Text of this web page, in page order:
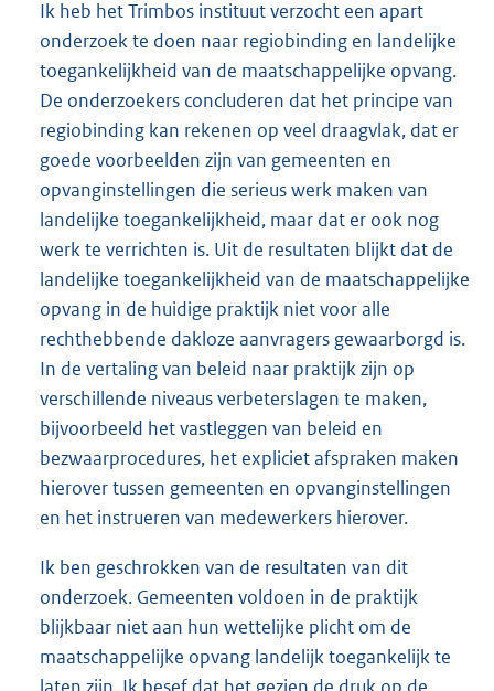
Ik heb het Trimbos instituut verzocht een apart
onderzoek te doen naar regiobinding en landelijke
toegankelijkheid van de maatschappelijke opvang.
De onderzoekers concluderen dat het principe van
regiobinding kan rekenen op veel draagvlak, dat er
goede voorbeelden zijn van gemeenten en
opvanginstellingen die serieus werk maken van
landelijke toegankelijkheid, maar dat er ook nog
werk te verrichten is. Uit de resultaten blijkt dat de
landelijke toegankelijkheid van de maatschappelijke
opvang in de huidige praktijk niet voor alle
rechthebbende dakloze aanvragers gewaarborgd is.
In de vertaling van beleid naar praktijk zijn op
verschillende niveaus verbeterslagen te maken,
bijvoorbeeld het vastleggen van beleid en
bezwaarprocedures, het expliciet afspraken maken
hierover tussen gemeenten en opvanginstellingen
en het instrueren van medewerkers hierover.
Ik ben geschrokken van de resultaten van dit
onderzoek. Gemeenten voldoen in de praktijk
blijkbaar niet aan hun wettelijke plicht om de
maatschappelijke opvang landelijk toegankelijk te